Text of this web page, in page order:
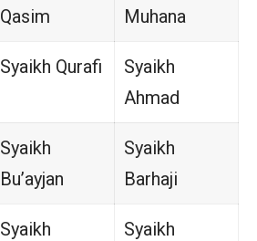
Qasim
Muhana
Syaikh Qurafi
Syaikh
Ahmad
Syaikh
Bu’ayjan
Syaikh
Barhaji
Syaikh
Syaikh